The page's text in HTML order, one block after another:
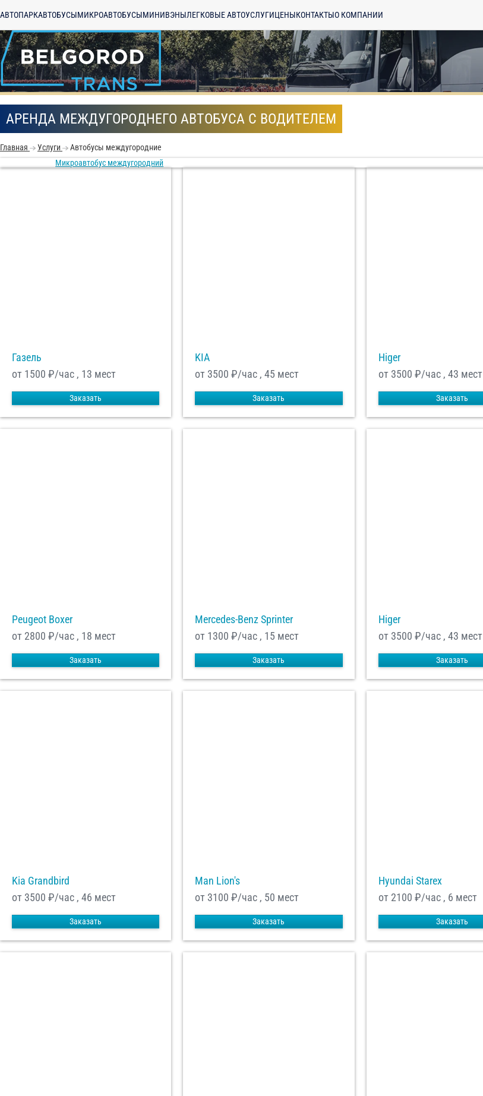
АВТОПАРКАВТОБУСЫМИКРОАВТОБУСЫМИНИВЭНЫЛЕГКОВЫЕ АВТОУСЛУГИЦЕНЫКОНТАКТЫО КОМПАНИИ
АРЕНДА МЕЖДУГОРОДНЕГО АВТОБУСА С ВОДИТЕЛЕМ
Главная Услуги
Автобусы междугородние
Микроавтобус междугородний
Газель
от 1500 ₽/час , 13 мест
Заказать
KIA
от 3500 ₽/час , 45 мест
Заказать
Higer
от 3500 ₽/час , 43 мест
Заказать
Peugeot Boxer
от 2800 ₽/час , 18 мест
Заказать
Mercedes-Benz Sprinter
от 1300 ₽/час , 15 мест
Заказать
Higer
от 3500 ₽/час , 43 мест
Заказать
Kia Grandbird
от 3500 ₽/час , 46 мест
Заказать
Man Lion's
от 3100 ₽/час , 50 мест
Заказать
Hyundai Starex
от 2100 ₽/час , 6 мест
Заказать